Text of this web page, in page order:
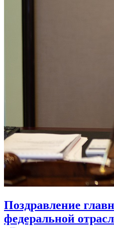
Поздравление
федеральной